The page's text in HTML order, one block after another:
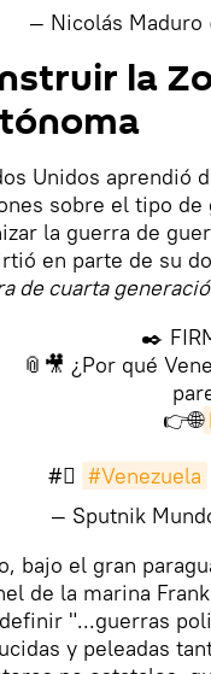
— Nicolás Maduro
la
Unidos aprendió
sobre el tipo de
la guerra de
en parte de su
de cuarta
✒️
📎🎥 ¿Por qué
👉🌐
#⃣ #Venezuela
— Sputnik
bajo el gran
de la marina
"...guerras
y peleadas